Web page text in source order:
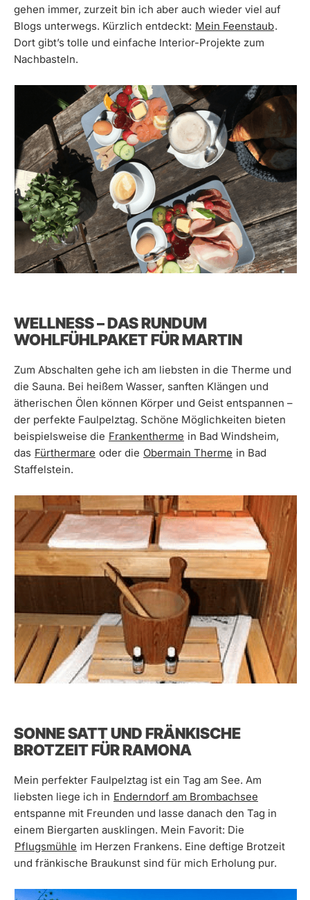
gehen immer, zurzeit bin ich aber auch wieder viel auf
Blogs unterwegs. Kürzlich entdeckt: Mein Feenstaub.
Dort gibt’s tolle und einfache Interior-Projekte zum
Nachbasteln.
WELLNESS – DAS RUNDUM
WOHLFÜHLPAKET FÜR MARTIN
Zum Abschalten gehe ich am liebsten in die Therme und
die Sauna. Bei heißem Wasser, sanften Klängen und
ätherischen Ölen können Körper und Geist entspannen –
der perfekte Faulpelztag. Schöne Möglichkeiten bieten
beispielsweise die Frankentherme in Bad Windsheim,
das Fürthermare oder die Obermain Therme in Bad
Staffelstein.
SONNE SATT UND FRÄNKISCHE
BROTZEIT FÜR RAMONA
Mein perfekter Faulpelztag ist ein Tag am See. Am
liebsten liege ich in Enderndorf am Brombachsee
entspanne mit Freunden und lasse danach den Tag in
einem Biergarten ausklingen. Mein Favorit: Die
Pflugsmühle im Herzen Frankens. Eine deftige Brotzeit
und fränkische Braukunst sind für mich Erholung pur.